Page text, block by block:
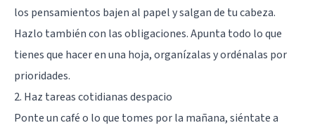
los pensamientos bajen al papel y salgan de tu cabeza.
Hazlo también con las obligaciones. Apunta todo lo que
tienes que hacer en una hoja, organízalas y ordénalas por
prioridades.
2. Haz tareas cotidianas despacio
Ponte un café o lo que tomes por la mañana, siéntate a